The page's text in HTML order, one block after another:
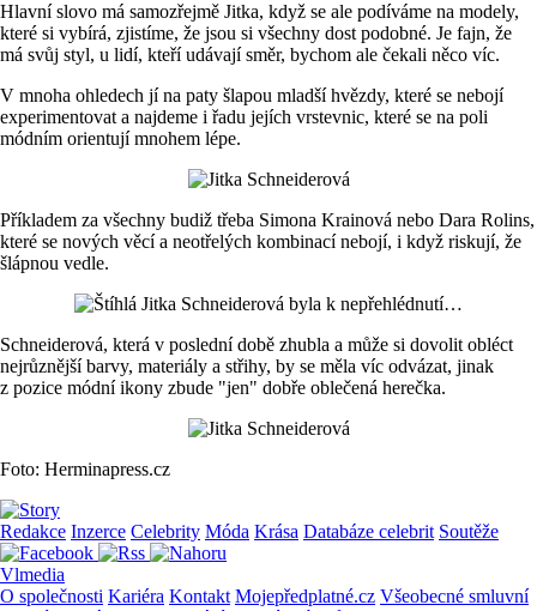
Hlavní slovo má samozřejmě Jitka, když se ale podíváme na modely,
které si vybírá, zjistíme, že jsou si všechny dost podobné. Je fajn, že
má svůj styl, u lidí, kteří udávají směr, bychom ale čekali něco víc.
V mnoha ohledech jí na paty šlapou mladší hvězdy, které se nebojí
experimentovat a najdeme i řadu jejích vrstevnic, které se na poli
módním orientují mnohem lépe.
Příkladem za všechny budiž třeba Simona Krainová nebo Dara Rolins,
které se nových věcí a neotřelých kombinací nebojí, i když riskují, že
šlápnou vedle.
Schneiderová, která v poslední době zhubla a může si dovolit obléct
nejrůznější barvy, materiály a střihy, by se měla víc odvázat, jinak
z pozice módní ikony zbude "jen" dobře oblečená herečka.
Foto: Herminapress.cz
Redakce Inzerce Celebrity Móda Krása Databáze celebrit Soutěže
Vlmedia
O společnosti Kariéra Kontakt Mojepředplatné.cz Všeobecné smluvní